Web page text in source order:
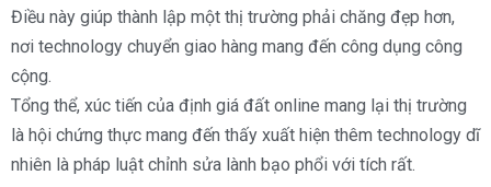
Điều này giúp thành lập một thị trường phải chăng đẹp hơn,
nơi technology chuyển giao hàng mang đến công dụng công
cộng.
Tổng thể, xúc tiến của định giá đất online mang lại thị trường
là hội chứng thực mang đến thấy xuất hiện thêm technology dĩ
nhiên là pháp luật chỉnh sửa lành bạo phổi với tích rất.